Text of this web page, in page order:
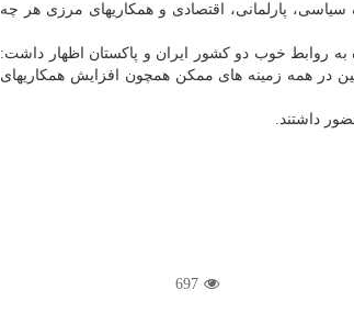
پارلمانی، اقتصادی و همکاریهای مرزی هر چه
به روابط خوب دو کشور ایران و پاکستان اظهار داشت:
در همه زمینه های ممکن همچون افزایش همکاریهای
داشتند.
697